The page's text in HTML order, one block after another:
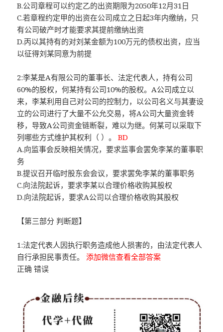
B.公司章程可以约定乙的出资期限为2050年12月31日
C.若章程约定甲的出资在公司成立之日起3年内缴纳，只
有公司破产时才能要求其提前缴纳出资
D.丙以其持有的对刘某金额为100万元的债权出资，应当
以征得刘某同意为前提
2:李某是A有限公司的董事长、法定代表人，持有公司
60%的股权，何某持有公司10%的股权。A公司成立以
来，李某利用自己对公司的控制力，以公司名义与其妻设
立的公司进行了大量不公允交易，将A公司大量资金转
移，导致A公司资金链断裂，难以为继。何某可以采取下
列哪些方式维护其权利（ ）。BD
A.向监事会反映相关情况，要求监事会罢免李某的董事职
务
B.提议召开临时股东会会议，要求罢免李某的董事职务
C.向法院起诉，要求李某以合理价格收购其股权
D.向法院起诉，要求A公司以合理价格收购其股权
【第三部分 判断题】
1:法定代表人因执行职务造成他人损害的，由法定代表人
自行承担民事责任。添加微信查看全部答案
正确 错误